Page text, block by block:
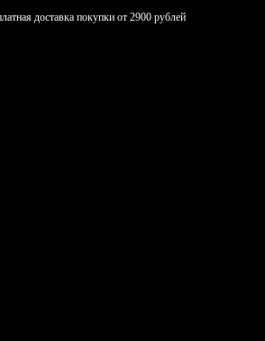
доставка покупки от 2900 рублей